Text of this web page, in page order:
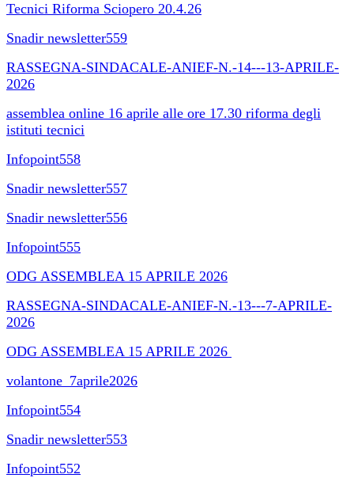
Tecnici Riforma Sciopero 20.4.26
Snadir newsletter559
RASSEGNA-SINDACALE-ANIEF-N.-14---13-APRILE-
2026
assemblea online 16 aprile alle ore 17.30 riforma degli
istituti tecnici
Infopoint558
Snadir newsletter557
Snadir newsletter556
Infopoint555
ODG ASSEMBLEA 15 APRILE 2026
RASSEGNA-SINDACALE-ANIEF-N.-13---7-APRILE-
2026
ODG ASSEMBLEA 15 APRILE 2026
volantone_7aprile2026
Infopoint554
Snadir newsletter553
Infopoint552